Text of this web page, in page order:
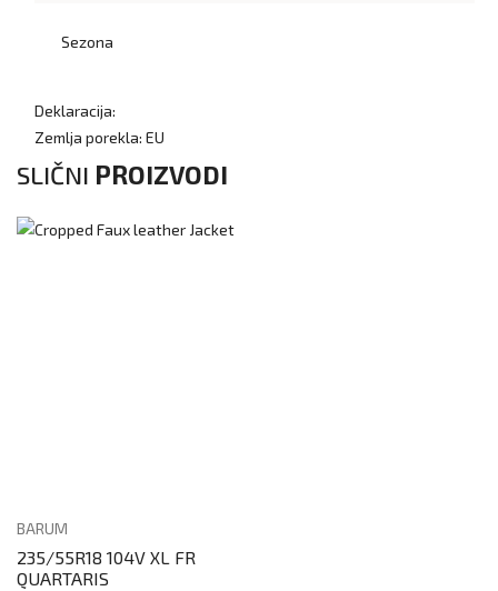
Sezona
Deklaracija:
Zemlja porekla: EU
SLIČNI PROIZVODI
BARUM
235/55R18 104V XL FR
QUARTARIS